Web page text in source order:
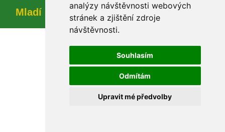
analýzy návštěvnosti webových
tránek a zjištění zdroje
návštěvnosti.
Souhlasím
Odmítám
Upravit mé předvolby
Mladí myslivci